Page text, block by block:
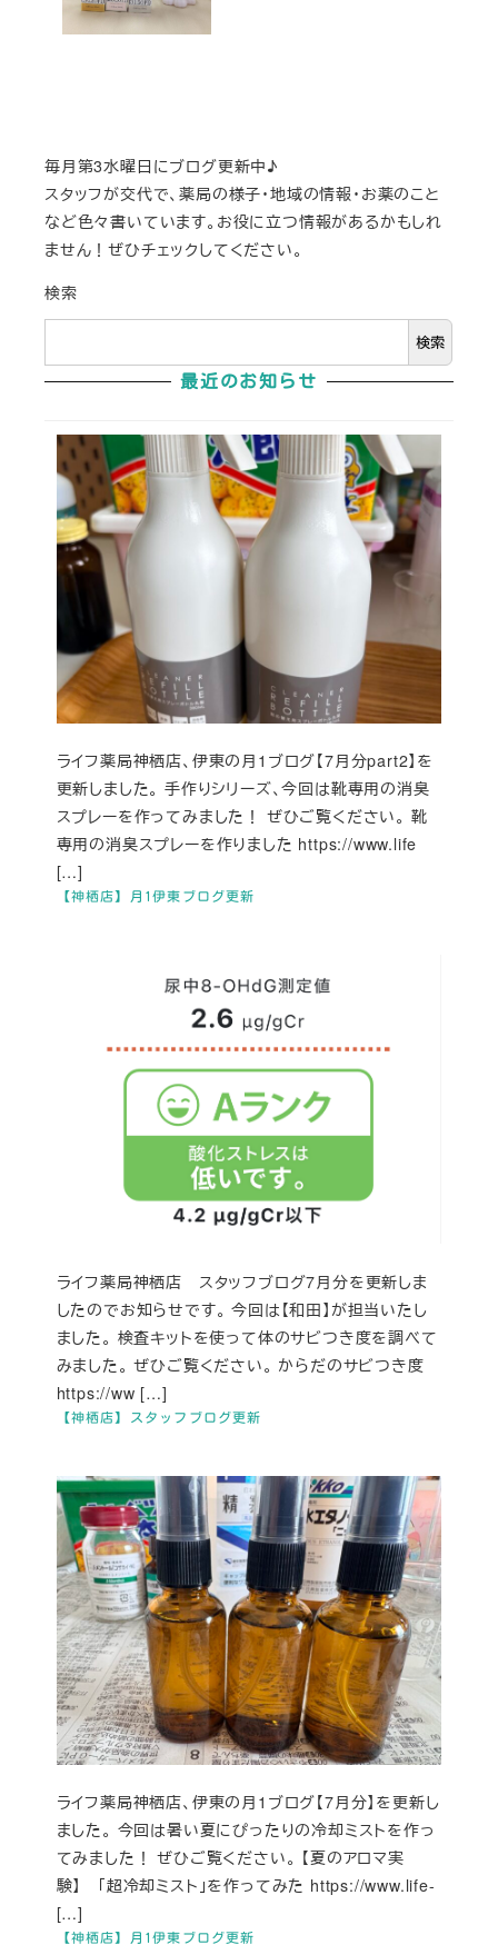
毎月第3水曜日にブログ更新中♪
スタッフが交代で、薬局の様子・地域の情報・お薬のこと
など色々書いています。お役に立つ情報があるかもしれ
ません！ぜひチェックしてください。
検索
検索
最近のお知らせ
【神栖店】月1伊東ブログ更新
ライフ薬局神栖店、伊東の月1ブログ【7月分part2】を
更新しました。 手作りシリーズ、今回は靴専用の消臭
スプレーを作ってみました！ ぜひご覧ください。 靴
専用の消臭スプレーを作りました https://www.life
[…]
【神栖店】スタッフブログ更新
ライフ薬局神栖店 スタッフブログ7月分を更新しま
したのでお知らせです。 今回は【和田】が担当いたし
ました。 検査キットを使って体のサビつき度を調べて
みました。 ぜひご覧ください。 からだのサビつき度
https://ww […]
【神栖店】月1伊東ブログ更新
ライフ薬局神栖店、伊東の月1ブログ【7月分】を更新し
ました。 今回は暑い夏にぴったりの冷却ミストを作っ
てみました！ ぜひご覧ください。 【夏のアロマ実
験】 「超冷却ミスト」を作ってみた https://www.life-
[…]